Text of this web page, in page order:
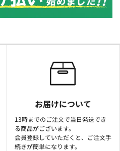
お届けについて
13時までのご注文で当日発送でき
る商品がございます。
会員登録していただくと、ご注文手
続きが簡単になります。